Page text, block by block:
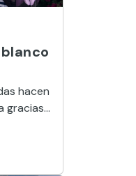
hacen
gracias